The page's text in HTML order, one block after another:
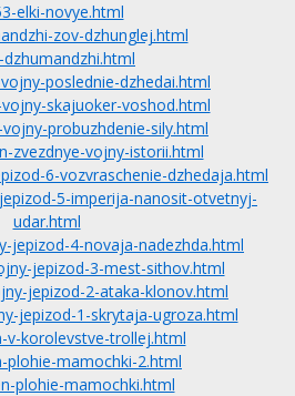
elki-novye.html
zov-dzhunglej.html
poslednie-dzhedai.html
skajuoker-voshod.html
probuzhdenie-sily.html
zvezdnye-vojny-istorii.html
6-vozvraschenie-dzhedaja.html
5-imperija-nanosit-otvetnyj-
udar.html
jepizod-4-novaja-nadezhda.html
jepizod-3-mest-sithov.html
jepizod-2-ataka-klonov.html
jepizod-1-skrytaja-ugroza.html
v-korolevstve-trollej.html
plohie-mamochki-2.html
plohie-mamochki.html